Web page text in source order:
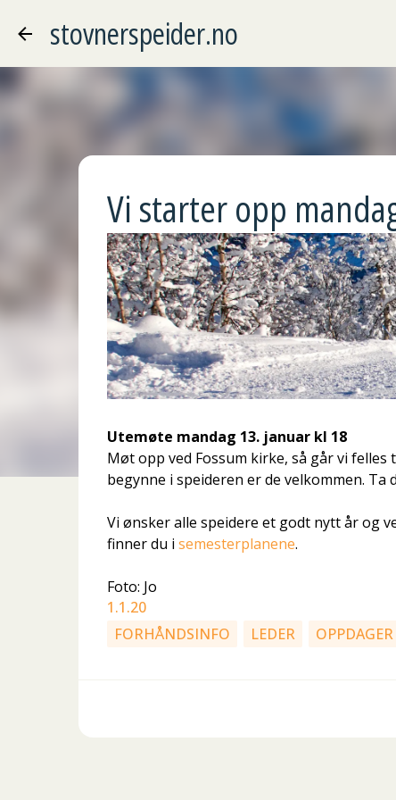
stovnerspeider.no
Vi starter opp
Utemøte mandag 13. januar kl 18
Møt opp ved Fossum kirke, så går vi
begynne i speideren er de velkommen. Ta
Vi ønsker alle speidere et godt nytt år og
finner du i semesterplanene.
Foto: Jo
1.1.20
FORHÅNDSINFO
LEDER OPPDAGER